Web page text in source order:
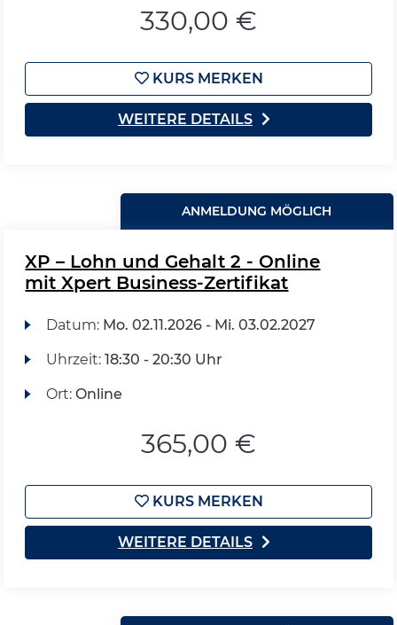
330,00 €
KURS MERKEN
WEITERE DETAILS
ANMELDUNG MÖGLICH
XP – Lohn und Gehalt 2 - Online
mit Xpert Business-Zertifikat
Datum: Mo. 02.11.2026 - Mi. 03.02.2027
Uhrzeit: 18:30 - 20:30 Uhr
Ort: Online
365,00 €
KURS MERKEN
WEITERE DETAILS